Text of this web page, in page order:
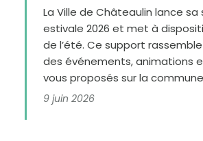
e
La Ville de Châteaulin lance sa
estivale 2026 et met à
de l’été. Ce support
des événements, animations
vous proposés sur la
9 juin 2026